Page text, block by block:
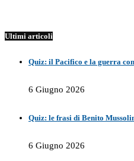
Ultimi articoli
Quiz: il Pacifico e la guerra
6 Giugno 2026
Quiz: le frasi di Benito
6 Giugno 2026